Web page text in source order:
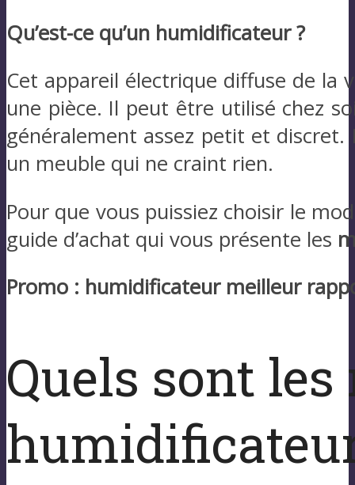
Qu’est-ce qu’un humidificateur ?
Cet appareil électrique diffuse de la
une pièce. Il peut être utilisé chez
généralement assez petit et discret.
un meuble qui ne craint rien.
Pour que vous puissiez choisir le
guide d’achat qui vous présente les
Promo : humidificateur meilleur
Quels sont